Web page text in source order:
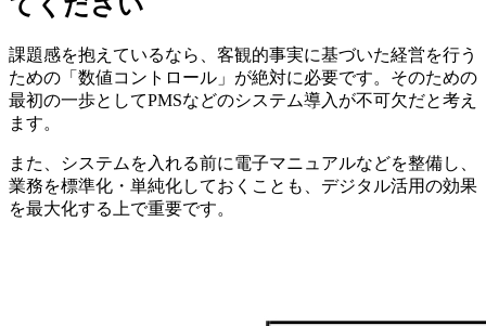
てください
課題感を抱えているなら、客観的事実に基づいた経営を行う
ための「数値コントロール」が絶対に必要です。そのための
最初の一歩としてPMSなどのシステム導入が不可欠だと考え
ます。
また、システムを入れる前に電子マニュアルなどを整備し、
業務を標準化・単純化しておくことも、デジタル活用の効果
を最大化する上で重要です。